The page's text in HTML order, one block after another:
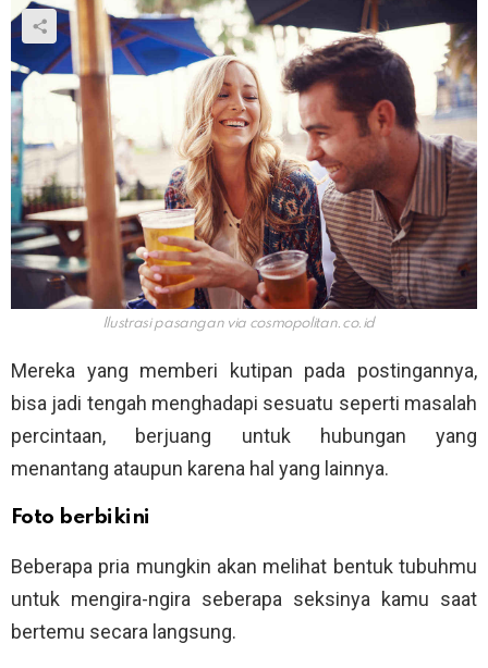
Ilustrasi pasangan via cosmopolitan.co.id
Mereka yang memberi kutipan pada postingannya,
bisa jadi tengah menghadapi sesuatu seperti masalah
percintaan, berjuang untuk hubungan yang
menantang ataupun karena hal yang lainnya.
Foto berbikini
Beberapa pria mungkin akan melihat bentuk tubuhmu
untuk mengira-ngira seberapa seksinya kamu saat
bertemu secara langsung.